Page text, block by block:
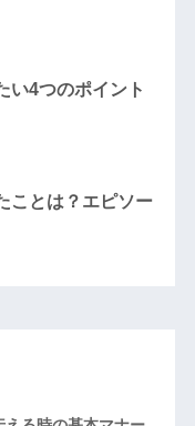
い4つのポイント
ことは？エピソー